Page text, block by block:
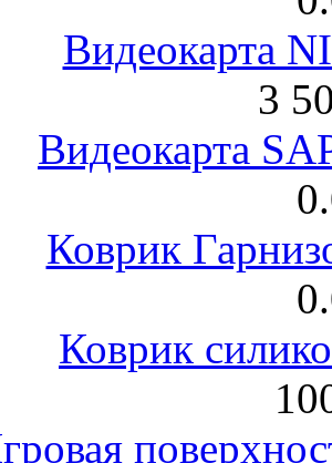
Видеокарта
3
Видеокарта
Коврик
Коврик